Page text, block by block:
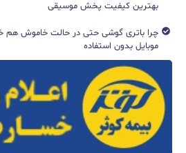
بهترین کیفیت پخش موسیقی
چرا باتری گوشی حتی در حالت خاموش هم
موبایل بدون استفاده